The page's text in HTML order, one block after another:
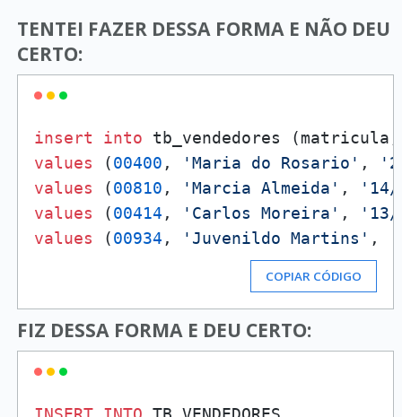
TENTEI FAZER DESSA FORMA E NÃO DEU
CERTO:
insert
into
values (00400 , 'Maria do Rosario' ,
values (00810 , 'Marcia Almeida' ,
'14/
values (00414 , 'Carlos Moreira' ,
'13/
values (00934 , 'Juvenildo Martins' ,
COPIAR CÓDIGO
FIZ DESSA FORMA E DEU CERTO: